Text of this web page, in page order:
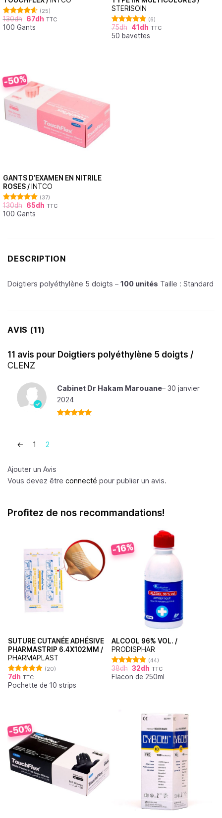
Note4.60
sur 5
(25)
130dh 67dh TTC
100 Gants
STERISOIN
Note
4.83
sur 5
(6)
75dh 41dh TTC
50 bavettes
-50%
GANTS D’EXAMEN EN NITRILE
ROSES / INTCO
Note4.86
sur 5
(37)
130dh 65dh TTC
100 Gants
DESCRIPTION
Doigtiers polyéthylène 5 doigts – 100 unités Taille : Standard
AVIS (11)
11 avis pour Doigtiers polyéthylène 5 doigts /
CLENZ
Cabinet Dr Hakam Marouane– 30 janvier
2024
← 1 2
Ajouter un Avis
Vous devez être connecté pour publier un avis.
Profitez de nos recommandations!
SUTURE CUTANÉE ADHÉSIVE
PHARMASTRIP 6.4X102MM /
PHARMAPLAST
Note4.90
sur 5
(20)
7dh TTC
Pochette de 10 strips
-16%
ALCOOL 96% VOL. /
PRODISPHAR
Note 4.77
sur 5
(44)
38dh 32dh TTC
Flacon de 250ml
-50%